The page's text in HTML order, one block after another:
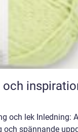
och lek Inledning:
och spännande